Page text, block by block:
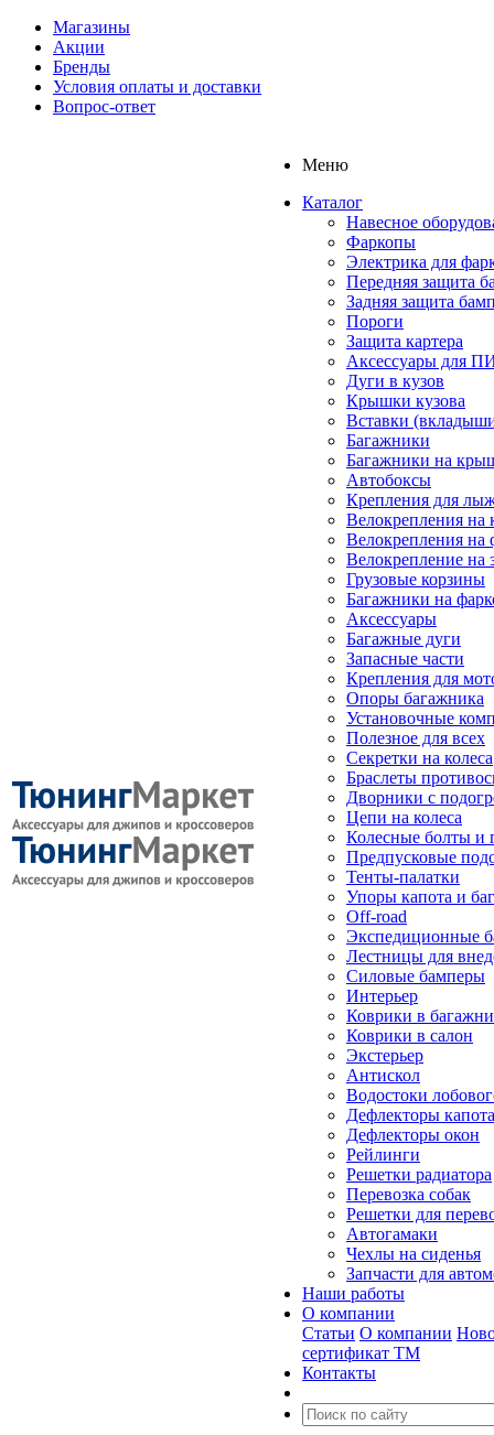
Магазины
Акции
Бренды
Условия оплаты и доставки
Вопрос-ответ
Меню
Каталог
Навесное
Фаркопы
Электрика для
Передняя защита
Задняя защита
Пороги
Защита картера
Аксессуары для
Дуги в кузов
Крышки кузова
Вставки
Багажники
Багажники на
Автобоксы
Крепления для
Велокрепления
Велокрепления на
Велокрепление на
Грузовые корзины
Багажники на
Аксессуары
Багажные дуги
Запасные части
Крепления для
Опоры багажника
Установочные
Полезное для всех
Секретки на колеса
Браслеты
Дворники с
Цепи на колеса
Колесные болты и
Предпусковые
Тенты-палатки
Упоры капота и
Off-road
Экспедиционные
Лестницы для
Силовые бамперы
Интерьер
Коврики в
Коврики в салон
Экстерьер
Антискол
Водостоки
Дефлекторы капота
Дефлекторы окон
Рейлинги
Решетки радиатора
Перевозка собак
Решетки для
Автогамаки
Чехлы на сиденья
Запчасти для
Наши работы
О компании
Статьи О компании
сертификат ТМ
Контакты